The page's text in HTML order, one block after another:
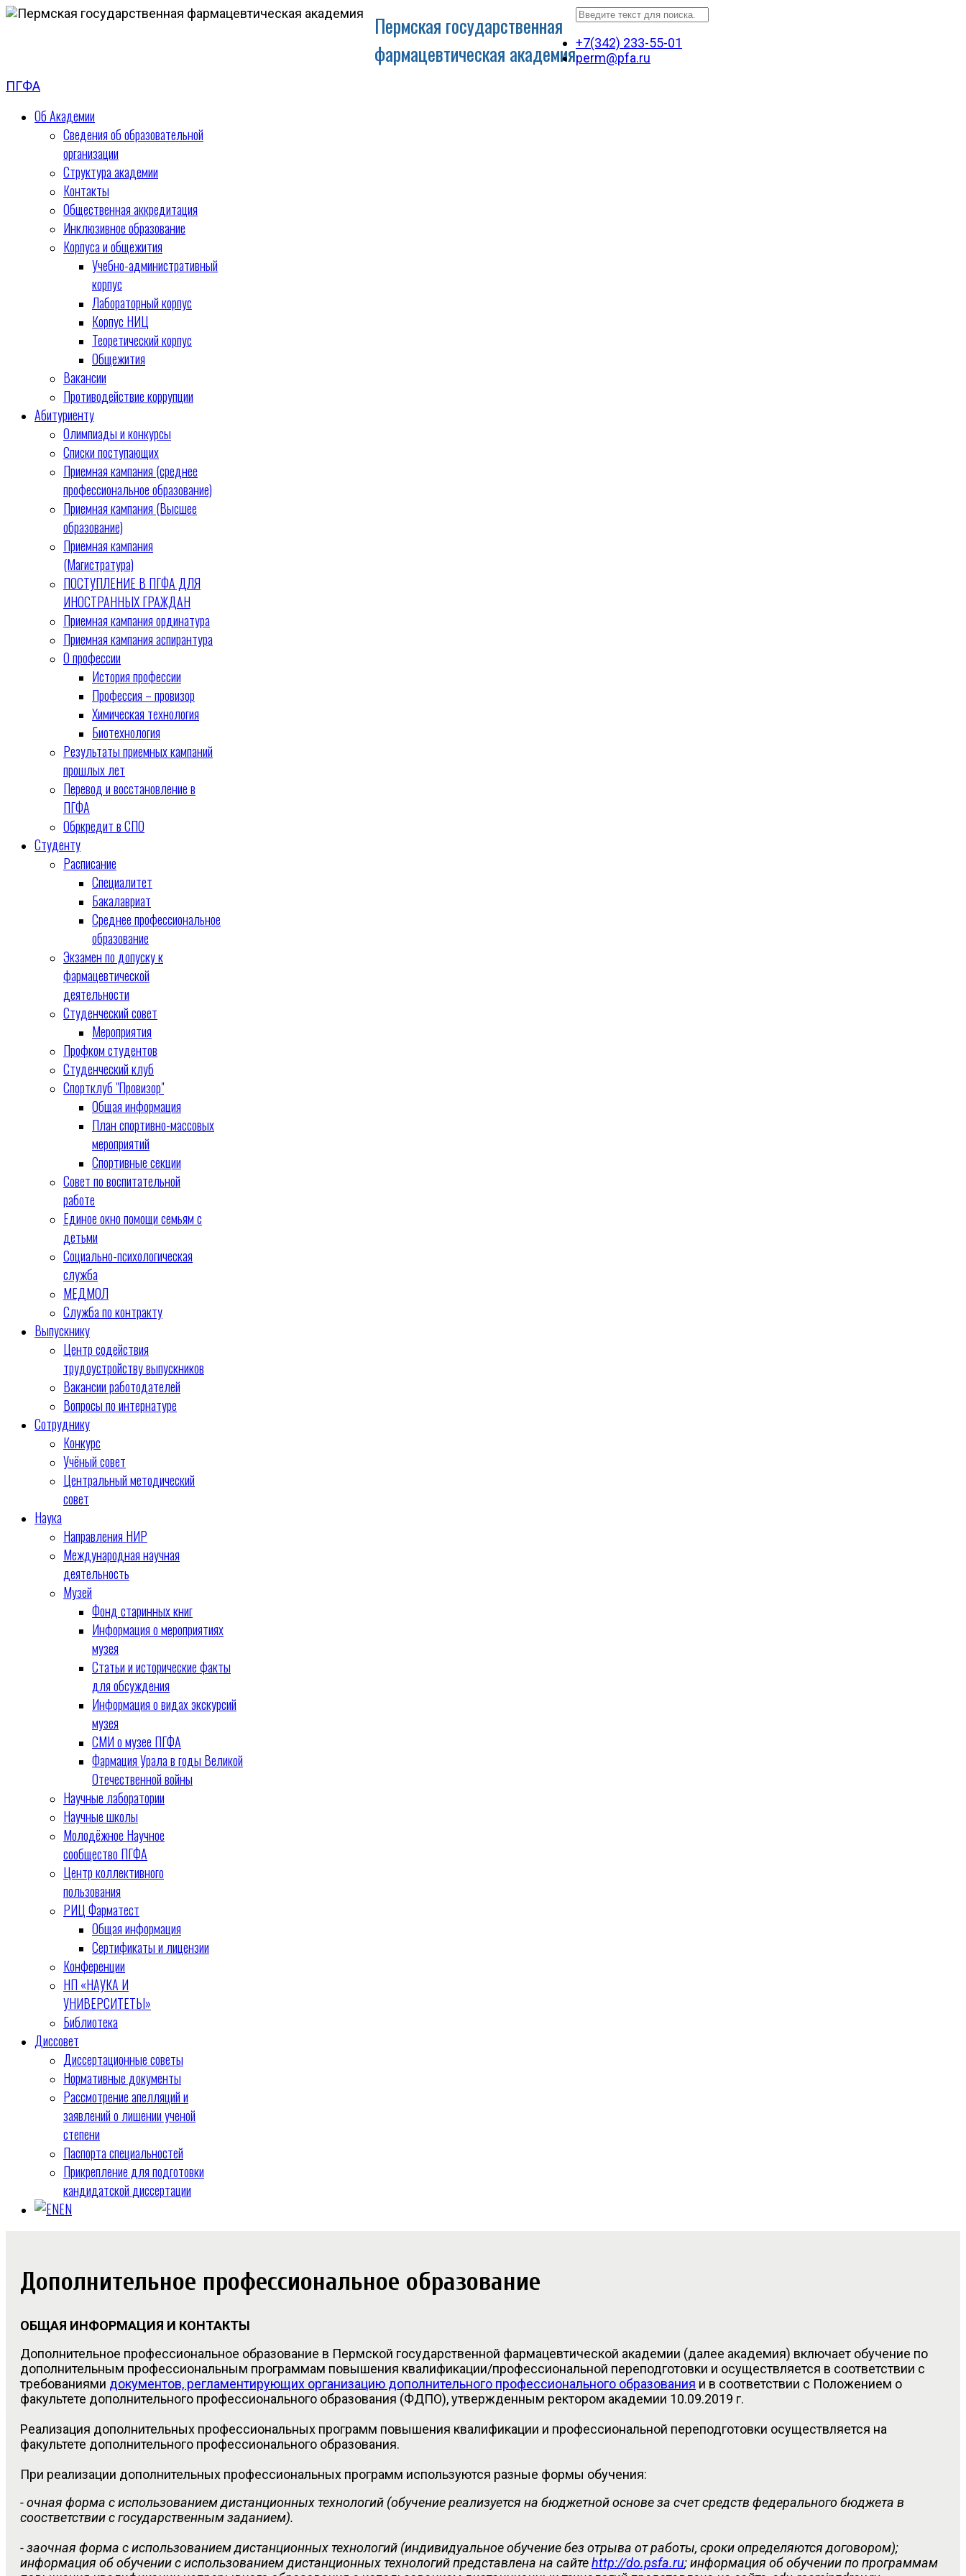
Пермская государственная
фармацевтическая академия+7(342) 233-55-01
perm@pfa.ru
ПГФА
Об Академии
Сведения об образовательной
организации
Структура академии
Контакты
Общественная аккредитация
Инклюзивное образование
Корпуса и общежития
Учебно-административный
корпус
Лабораторный корпус
Корпус НИЦ
Теоретический корпус
Общежития
Вакансии
Противодействие коррупции
Абитуриенту
Олимпиады и конкурсы
Списки поступающих
Приемная кампания (среднее
профессиональное образование)
Приемная кампания (Высшее
образование)
Приемная кампания
(Магистратура)
ПОСТУПЛЕНИЕ В ПГФА ДЛЯ
ИНОСТРАННЫХ ГРАЖДАН
Приемная кампания ординатура
Приемная кампания аспирантура
О профессии
История профессии
Профессия – провизор
Химическая технология
Биотехнология
Результаты приемных кампаний
прошлых лет
Перевод и восстановление в
ПГФА
Обркредит в СПО
Студенту
Расписание
Специалитет
Бакалавриат
Среднее профессиональное
образование
Экзамен по допуску к
фармацевтической
деятельности
Студенческий совет
Мероприятия
Профком студентов
Студенческий клуб
Спортклуб "Провизор"
Общая информация
План спортивно-массовых
мероприятий
Спортивные секции
Совет по воспитательной
работе
Единое окно помощи семьям с
детьми
Социально-психологическая
служба
МЕДМОЛ
Служба по контракту
Выпускнику
Центр содействия
трудоустройству выпускников
Вакансии работодателей
Вопросы по интернатуре
Сотруднику
Конкурс
Учёный совет
Центральный методический
совет
Наука
Направления НИР
Международная научная
деятельность
Музей
Фонд старинных книг
Информация о мероприятиях
музея
Статьи и исторические факты
для обсуждения
Информация о видах экскурсий
музея
СМИ о музее ПГФА
Фармация Урала в годы Великой
Отечественной войны
Научные лаборатории
Научные школы
Молодёжное Научное
сообщество ПГФА
Центр коллективного
пользования
РИЦ Фарматест
Общая информация
Сертификаты и лицензии
Конференции
НП «НАУКА И
УНИВЕРСИТЕТЫ»
Библиотека
Диссовет
Диссертационные советы
Нормативные документы
Рассмотрение апелляций и
заявлений о лишении ученой
степени
Паспорта специальностей
Прикрепление для подготовки
кандидатской диссертации
EN
Дополнительное профессиональное образование
ОБЩАЯ ИНФОРМАЦИЯ И КОНТАКТЫ
Дополнительное профессиональное образование в Пермской государственной фармацевтической академии (далее академия) включает обучение по
дополнительным профессиональным программам повышения квалификации/профессиональной переподготовки и осуществляется в соответствии с
требованиями документов, регламентирующих организацию дополнительного профессионального образования и в соответствии с Положением о
факультете дополнительного профессионального образования (ФДПО), утвержденным ректором академии 10.09.2019 г.
Реализация дополнительных профессиональных программ повышения квалификации и профессиональной переподготовки осуществляется на
факультете дополнительного профессионального образования.
При реализации дополнительных профессиональных программ используются разные формы обучения:
- очная форма с использованием дистанционных технологий (обучение реализуется на бюджетной основе за счет средств федерального бюджета в
соостветствии с государственным заданием).
- заочная форма с использованием дистанционных технологий (индивидуальное обучение без отрыва от работы, сроки определяются договором);
информация об обучении с использованием дистанционных технологий представлена на сайтеhttp://do.psfa.ru; информация об обучении по программам